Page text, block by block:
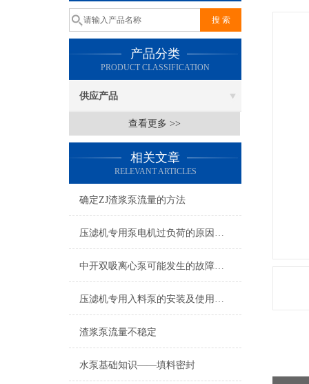
产品分类
PRODUCT CLASSIFICATION
供应产品
查看更多 >>
相关文章
RELEVANT ARTICLES
确定ZJ渣浆泵流量的方法
压滤机专用泵电机过负荷的原因是什么？
中开双吸离心泵可能发生的故障及排除方法
压滤机专用入料泵的安装及使用说明
渣浆泵流量不稳定
水泵基础知识——填料密封